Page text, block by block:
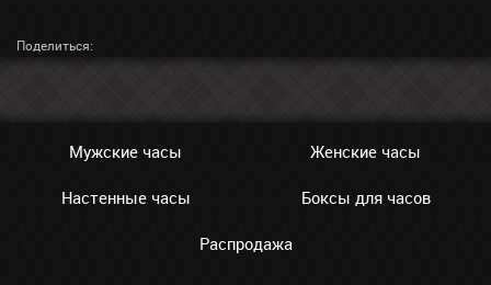
Поделиться:
Мужские часы Женские часы
Настенные часы Боксы для часов
Распродажа